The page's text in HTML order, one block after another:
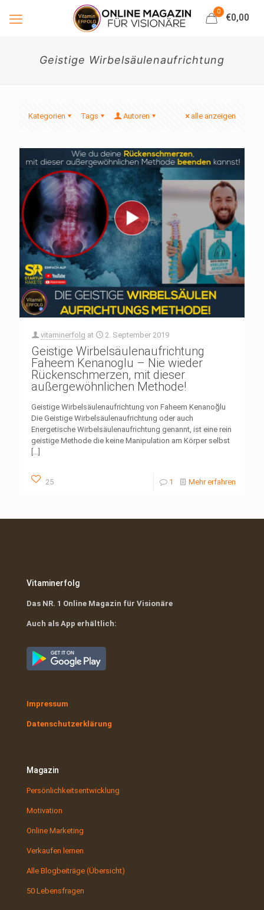
0
€0,00
Geistige Wirbelsäulenaufrichtung
Kategorien Tags Autoren alle anzeigen
vitaminerfolg at 2. September 2019
Geistige Wirbelsäulenaufrichtung
Faheem Kenanoglu – Nie wieder
Rückenschmerzen, mit dieser
außergewöhnlichen Methode!
Geistige Wirbelsäulenaufrichtung von Faheem Kenanoğlu
Die Geistige Wirbelsäulenaufrichtung oder auch
Energetische Wirbelsäulenaufrichtung genannt, ist eine rein
geistige Methode die keine Manipulation am Körper selbst
[…]
25 1 Mehr erfahren
Vitaminerfolg
Das NR. 1 Online Magazin für Visionäre
Auch als App erhältlich:
Impressum
Datenschutzerklärung
Magazin
Persönlichkeitsentwicklung
Motivation
Online Marketing
Verkaufen lernen
Alle Blogbeiträge (Übersicht)
50 Lebensfragen